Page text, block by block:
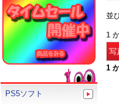
並
1
写
1
PS5ソフト